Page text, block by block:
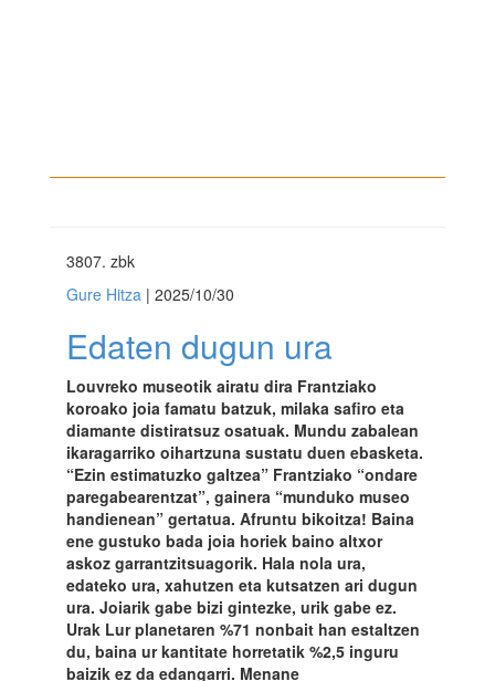
3807. zbk
Gure Hitza | 2025/10/30
Edaten dugun ura
Louvreko museotik airatu dira Frantziako
koroako joia famatu batzuk, milaka safiro eta
diamante distiratsuz osatuak. Mundu zabalean
ikaragarriko oihartzuna sustatu duen ebasketa.
“Ezin estimatuzko galtzea” Frantziako “ondare
paregabearentzat”, gainera “munduko museo
handienean” gertatua. Afruntu bikoitza! Baina
ene gustuko bada joia horiek baino altxor
askoz garrantzitsuagorik. Hala nola ura,
edateko ura, xahutzen eta kutsatzen ari dugun
ura. Joiarik gabe bizi gintezke, urik gabe ez.
Urak Lur planetaren %71 nonbait han estaltzen
du, baina ur kantitate horretatik %2,5 inguru
baizik ez da edangarri. Menane